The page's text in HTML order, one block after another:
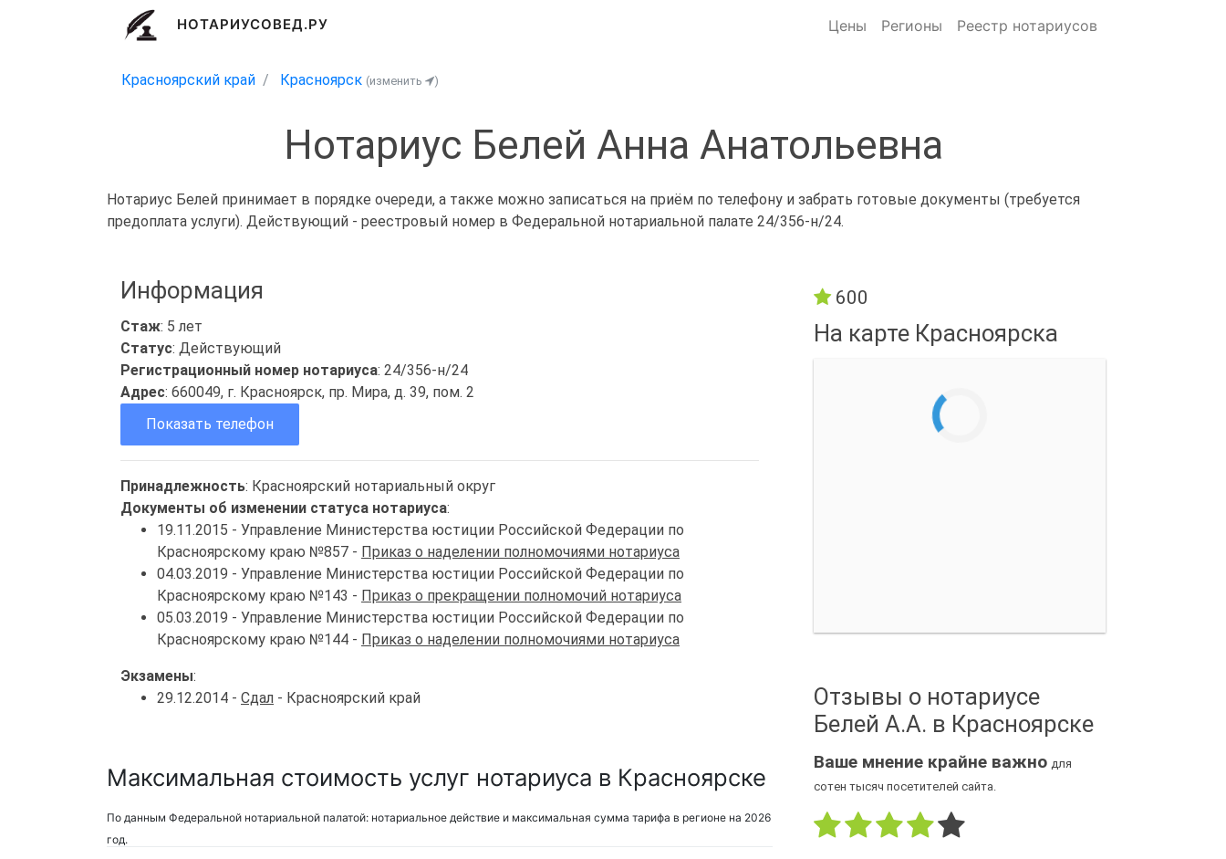
НОТАРИУСОВЕД.РУ Цены Регионы Реестр нотариусов
Красноярский край Красноярск (изменить )
Нотариус Белей Анна Анатольевна
Нотариус Белей принимает в порядке очереди, а также можно записаться на приём по телефону и забрать готовые документы (требуется
предоплата услуги). Действующий - реестровый номер в Федеральной нотариальной палате 24/356-н/24.
Информация
Стаж: 5 лет
Статус: Действующий
Регистрационный номер нотариуса: 24/356-н/24
Адрес: 660049, г. Красноярск, пр. Мира, д. 39, пом. 2
Показать телефон
Принадлежность: Красноярский нотариальный округ
Документы об изменении статуса нотариуса:
19.11.2015 - Управление Министерства юстиции Российской Федерации по
Красноярскому краю №857 - Приказ о наделении полномочиями нотариуса
04.03.2019 - Управление Министерства юстиции Российской Федерации по
Красноярскому краю №143 - Приказ о прекращении полномочий нотариуса
05.03.2019 - Управление Министерства юстиции Российской Федерации по
Красноярскому краю №144 - Приказ о наделении полномочиями нотариуса
Экзамены:
29.12.2014 - Сдал - Красноярский край
Максимальная стоимость услуг нотариуса в Красноярске
По данным Федеральной нотариальной палатой: нотариальное действие и максимальная сумма тарифа в регионе на 2026
год.
600
На карте Красноярска
Отзывы о нотариусе
Белей А.А. в Красноярске
Ваше мнение крайне важно для
сотен тысяч посетителей сайта.